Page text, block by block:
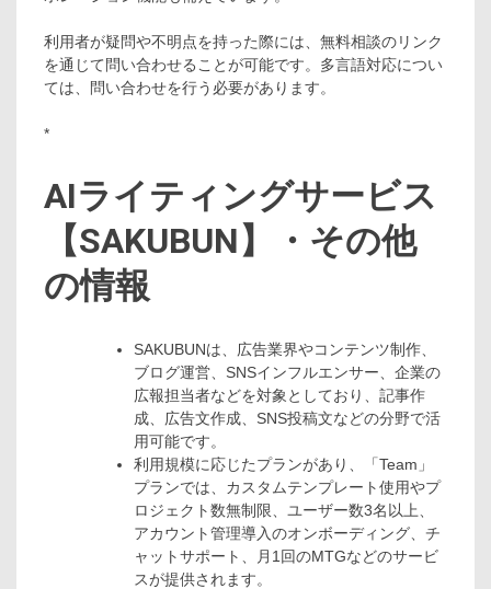
利用者が疑問や不明点を持った際には、無料相談のリンク
を通じて問い合わせることが可能です。多言語対応につい
ては、問い合わせを行う必要があります。
*
AIライティングサービス
【SAKUBUN】・その他
の情報
SAKUBUNは、広告業界やコンテンツ制作、
ブログ運営、SNSインフルエンサー、企業の
広報担当者などを対象としており、記事作
成、広告文作成、SNS投稿文などの分野で活
用可能です。
利用規模に応じたプランがあり、「Team」
プランでは、カスタムテンプレート使用やプ
ロジェクト数無制限、ユーザー数3名以上、
アカウント管理導入のオンボーディング、チ
ャットサポート、月1回のMTGなどのサービ
スが提供されます。